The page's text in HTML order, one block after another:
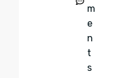
m
e
n
t
s